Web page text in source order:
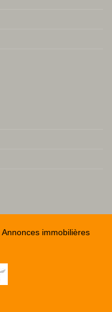
Annonces immobilières